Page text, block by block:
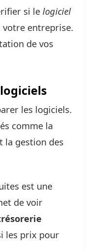
si le logiciel
votre entreprise.
de vos
les logiciels.
comme la
la gestion des
est une
de voir
les prix pour